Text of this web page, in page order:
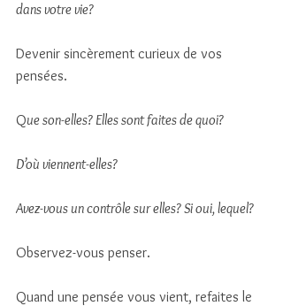
dans votre vie?
Devenir sincèrement curieux de vos
pensées.
Que son-elles? Elles sont faites de quoi?
D’où viennent-elles?
Avez-vous un contrôle sur elles? Si oui, lequel?
Observez-vous penser.
Quand une pensée vous vient, refaites le